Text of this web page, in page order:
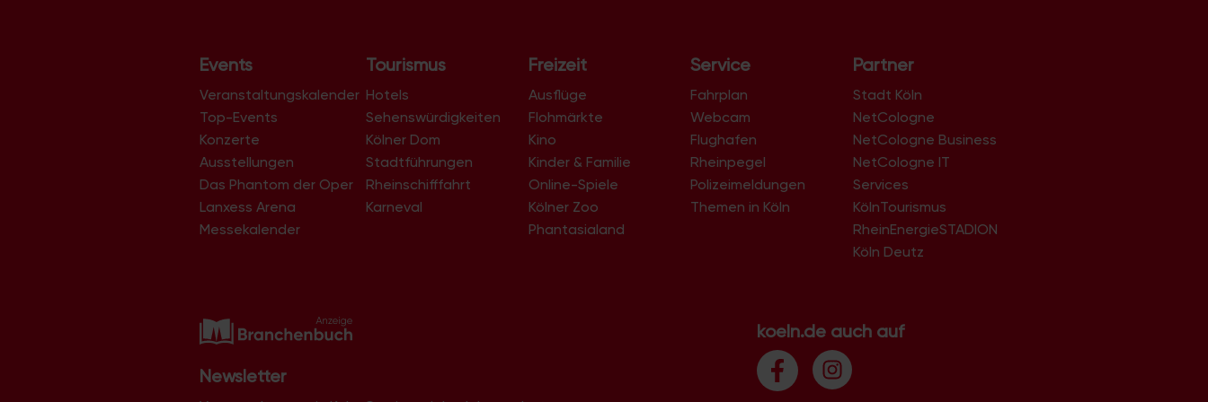
Events
Veranstaltungskalender
Top-Events
Konzerte
Ausstellungen
Das Phantom der Oper
Lanxess Arena
Messekalender
Tourismus
Hotels
Sehenswürdigkeiten
Kölner Dom
Stadtführungen
Rheinschifffahrt
Karneval
Freizeit
Ausflüge
Flohmärkte
Kino
Kinder & Familie
Online-Spiele
Kölner Zoo
Phantasialand
Service
Fahrplan
Webcam
Flughafen
Rheinpegel
Polizeimeldungen
Themen in Köln
Partner
Stadt Köln
NetCologne
NetCologne Business
NetCologne IT
Services
KölnTourismus
RheinEnergieSTADION
Köln Deutz
Newsletter
koeln.de auch auf